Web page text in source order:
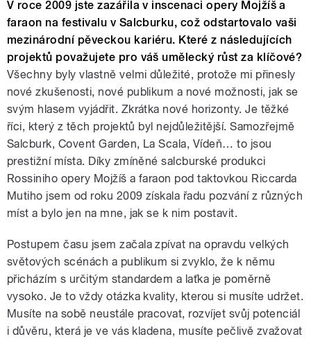
V roce 2009 jste zazářila v inscenaci opery Mojžíš a
faraon na festivalu v Salcburku, což odstartovalo vaši
mezinárodní pěveckou kariéru. Které z následujících
projektů považujete pro váš umělecký růst za klíčové?
Všechny byly vlastně velmi důležité, protože mi přinesly
nové zkušenosti, nové publikum a nové možnosti, jak se
svým hlasem vyjádřit. Zkrátka nové horizonty. Je těžké
říci, který z těch projektů byl nejdůležitější. Samozřejmě
Salcburk, Covent Garden, La Scala, Vídeň… to jsou
prestižní místa. Díky zmíněné salcburské produkci
Rossiniho opery Mojžíš a faraon pod taktovkou Riccarda
Mutiho jsem od roku 2009 získala řadu pozvání z různých
míst a bylo jen na mne, jak se k nim postavit.
Postupem času jsem začala zpívat na opravdu velkých
světových scénách a publikum si zvyklo, že k němu
přicházím s určitým standardem a laťka je poměrně
vysoko. Je to vždy otázka kvality, kterou si musíte udržet.
Musíte na sobě neustále pracovat, rozvíjet svůj potenciál
i důvěru, která je ve vás kladena, musíte pečlivě zvažovat